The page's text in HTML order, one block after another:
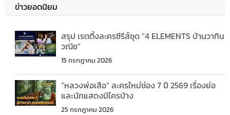
ข่าวยอดนิยม
สรุป เรตติ้งละครซีรีส์ชุด “4 ELEMENTS บ้านวาทิน
วณิช”
15 กรกฎาคม 2026
“หลวงพ่อเสือ” ละครใหม่ช่อง 7 ปี 2569 เรื่องย่อ
และนักแสดงมีใครบ้าง
25 กรกฎาคม 2026